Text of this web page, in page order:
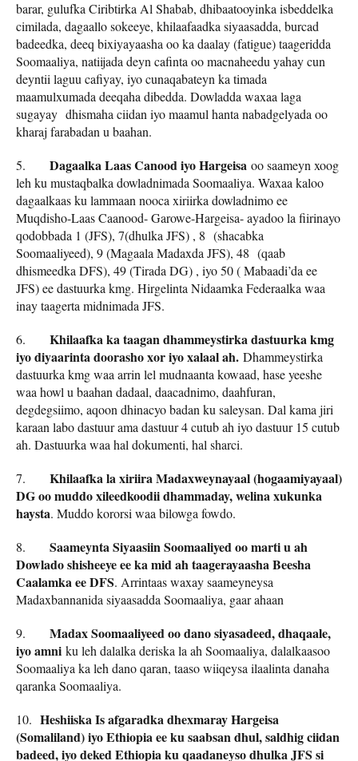
barar, gulufka Ciribtirka Al Shabab, dhibaatooyinka isbeddelka
cimilada, dagaallo sokeeye, khilaafaadka siyaasadda, burcad
badeedka, deeq bixiyayaasha oo ka daalay (fatigue) taageridda
Soomaaliya, natiijada deyn cafinta oo macnaheedu yahay cun
deyntii laguu cafiyay, iyo cunaqabateyn ka timada
maamulxumada deeqaha dibedda. Dowladda waxaa laga
sugayay dhismaha ciidan iyo maamul hanta nabadgelyada oo
kharaj farabadan u baahan.
5. Dagaalka Laas Canood iyo Hargeisa oo saameyn xoog
leh ku mustaqbalka dowladnimada Soomaaliya. Waxaa kaloo
dagaalkaas ku lammaan nooca xiriirka dowladnimo ee
Muqdisho-Laas Caanood- Garowe-Hargeisa- ayadoo la fiirinayo
qodobbada 1 (JFS), 7(dhulka JFS) , 8 (shacabka
Soomaaliyeed), 9 (Magaala Madaxda JFS), 48 (qaab
dhismeedka DFS), 49 (Tirada DG) , iyo 50 ( Mabaadi’da ee
JFS) ee dastuurka kmg. Hirgelinta Nidaamka Federaalka waa
inay taagerta midnimada JFS.
6. Khilaafka ka taagan dhammeystirka dastuurka kmg
iyo diyaarinta doorasho xor iyo xalaal ah. Dhammeystirka
dastuurka kmg waa arrin lel mudnaanta kowaad, hase yeeshe
waa howl u baahan dadaal, daacadnimo, daahfuran,
degdegsiimo, aqoon dhinacyo badan ku saleysan. Dal kama jiri
karaan labo dastuur ama dastuur 4 cutub ah iyo dastuur 15 cutub
ah. Dastuurka waa hal dokumenti, hal sharci.
7. Khilaafka la xiriira Madaxweynayaal (hogaamiyayaal)
DG oo muddo xileedkoodii dhammaday, welina xukunka
haysta. Muddo kororsi waa bilowga fowdo.
8. Saameynta Siyaasiin Soomaaliyed oo marti u ah
Dowlado shisheeye ee ka mid ah taagerayaasha Beesha
Caalamka ee DFS. Arrintaas waxay saameyneysa
Madaxbannanida siyaasadda Soomaaliya, gaar ahaan
9. Madax Soomaaliyeed oo dano siyasadeed, dhaqaale,
iyo amni ku leh dalalka deriska la ah Soomaaliya, dalalkaasoo
Soomaaliya ka leh dano qaran, taaso wiiqeysa ilaalinta danaha
qaranka Soomaaliya.
10. Heshiiska Is afgaradka dhexmaray Hargeisa
(Somaliland) iyo Ethiopia ee ku saabsan dhul, saldhig ciidan
badeed, iyo deked Ethiopia ku qaadaneyso dhulka JFS si